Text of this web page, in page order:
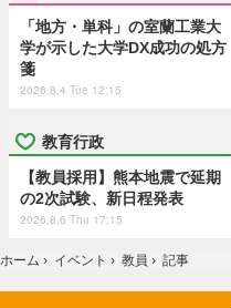
「地方・単科」の室蘭工業大
学が示した大学DX成功の処方
箋
2026.8.4 Tue 12:15
教育行政
【教員採用】熊本地震で延期
の2次試験、新日程発表
2026.8.6 Thu 17:15
ホーム › イベント › 教員 › 記事